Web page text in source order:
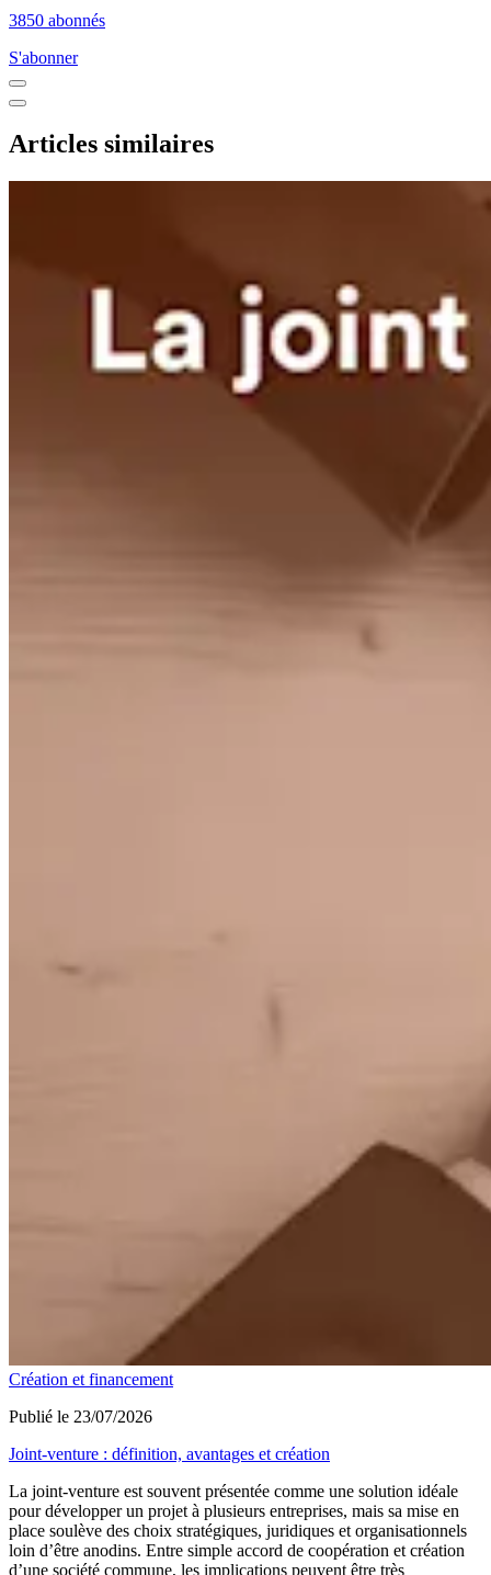
3850 abonnés
S'abonner
Articles similaires
Création et financement
Publié le 23/07/2026
Joint-venture : définition, avantages et création
La joint-venture est souvent présentée comme une solution idéale
pour développer un projet à plusieurs entreprises, mais sa mise en
place soulève des choix stratégiques, juridiques et organisationnels
loin d’être anodins. Entre simple accord de coopération et création
d’une société commune, les implications peuvent être très